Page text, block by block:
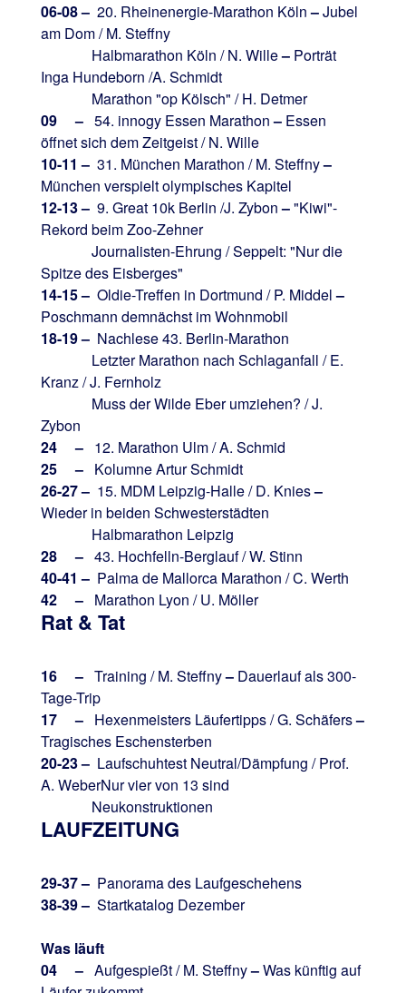
06-08 – 20. Rheinenergie-Marathon Köln–Jubel
am Dom / M. Steffny
Halbmarathon Köln / N. Wille– Porträt
Inga Hundeborn /A. Schmidt
Marathon "op Kölsch" / H. Detmer
09 – 54. innogy Essen Marathon– Essen
öffnet sich dem Zeitgeist / N. Wille
10-11 – 31. München Marathon / M. Steffny–
München verspielt olympisches Kapitel
12-13 – 9. Great 10k Berlin /J. Zybon–"Kiwi"-
Rekord beim Zoo-Zehner
Journalisten-Ehrung / Seppelt: "Nur die
Spitze des Eisberges"
14-15 – Oldie-Treffen in Dortmund / P. Middel–
Poschmann demnächst im Wohnmobil
18-19 – Nachlese 43. Berlin-Marathon
Letzter Marathon nach Schlaganfall / E.
Kranz / J. Fernholz
Muss der Wilde Eber umziehen? / J.
Zybon
24 – 12. Marathon Ulm / A. Schmid
25 – Kolumne Artur Schmidt
26-27 – 15. MDM Leipzig-Halle / D. Knies–
Wieder in beiden Schwesterstädten
Halbmarathon Leipzig
28 – 43. Hochfelln-Berglauf / W. Stinn
40-41 – Palma de Mallorca Marathon / C. Werth
42 – Marathon Lyon / U. Möller
Rat & Tat
16 – Training / M. Steffny– Dauerlauf als 300-
Tage-Trip
17 – Hexenmeisters Läufertipps / G. Schäfers–
Tragisches Eschensterben
20-23 – Laufschuhtest Neutral/Dämpfung / Prof.
A. WeberNur vier von 13 sind
Neukonstruktionen
LAUFZEITUNG
29-37 – Panorama des Laufgeschehens
38-39 – Startkatalog Dezember
Was läuft
04 – Aufgespießt / M. Steffny–Was künftig auf